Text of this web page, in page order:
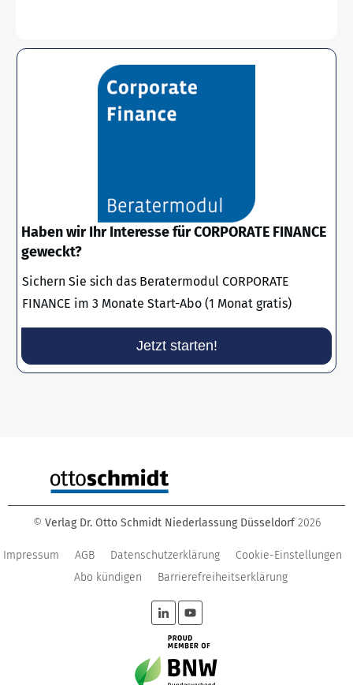
Haben wir Ihr Interesse für CORPORATE FINANCE
geweckt?
Sichern Sie sich das Beratermodul CORPORATE
FINANCE im 3 Monate Start-Abo (1 Monat gratis)
Jetzt starten!
© Verlag Dr. Otto Schmidt Niederlassung Düsseldorf 2026
Impressum AGB Datenschutzerklärung
Cookie-Einstellungen
Abo kündigen
Barrierefreiheitserklärung